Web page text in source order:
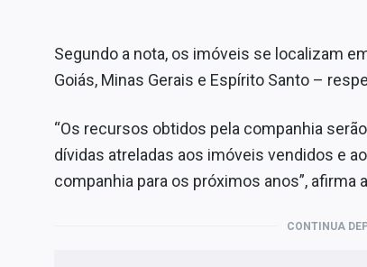
Segundo a nota, os imóveis se localizam
Goiás, Minas Gerais e Espírito Santo –
“Os recursos obtidos pela companhia
dívidas atreladas aos imóveis vendidos e
companhia para os próximos anos”, afirma
CONTINUA